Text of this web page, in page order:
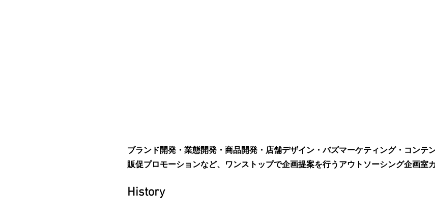
ブランド開発・業態開発・商品開発・店舗デザイン・バズマーケティング・コンテ
販促プロモーションなど、ワンストップで企画提案を行うアウトソーシング企画室カ
History